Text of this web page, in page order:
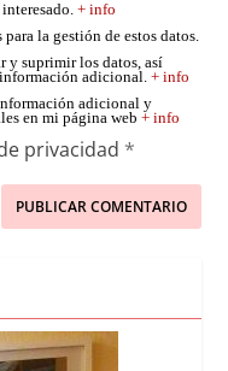
interesado.+ info
para la gestión de estos datos.
y suprimir los datos, así
información adicional.+ info
adicional y
en mi página web+ info
privacidad *